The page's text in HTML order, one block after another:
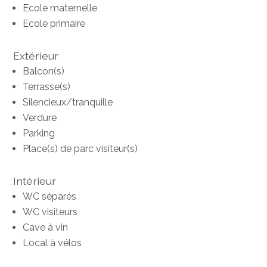
Ecole maternelle
Ecole primaire
Extérieur
Balcon(s)
Terrasse(s)
Silencieux/tranquille
Verdure
Parking
Place(s) de parc visiteur(s)
Intérieur
WC séparés
WC visiteurs
Cave à vin
Local à vélos